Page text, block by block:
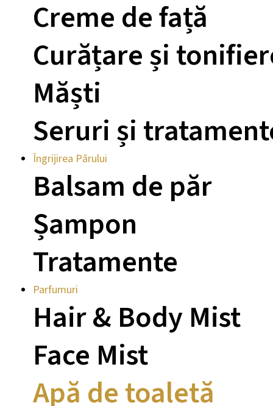
Creme de față
Curățare și
Măști
Seruri și
Îngrijirea Părului
Balsam de păr
Șampon
Tratamente
Parfumuri
Hair & Body Mist
Face Mist
Apă de toaletă